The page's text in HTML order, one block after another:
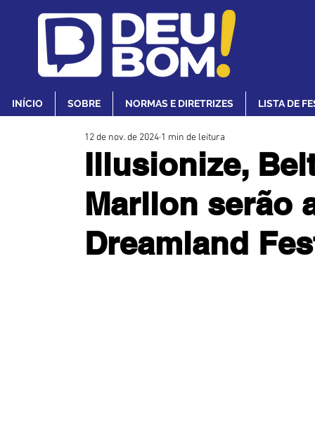
INÍCIO SOBRE NORMAS E DIRETRIZES LISTA DE
Illusionize,
Marllon serão
Dreamland
12 de nov. de 2024 1 min de leitura